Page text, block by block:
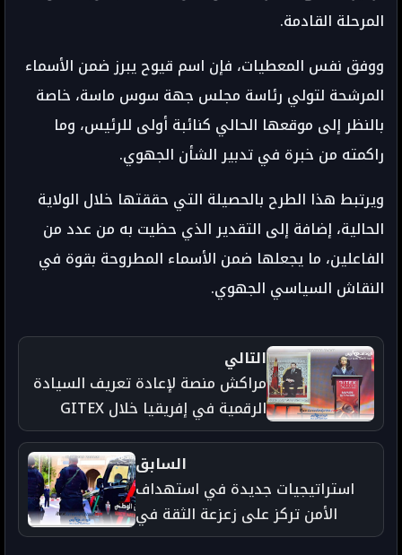
المرحلة القادمة.
ووفق نفس المعطيات، فإن اسم قيوح يبرز ضمن الأسماء
المرشحة لتولي رئاسة مجلس جهة سوس ماسة، خاصة
بالنظر إلى موقعها الحالي كنائبة أولى للرئيس، وما
راكمته من خبرة في تدبير الشأن الجهوي.
ويرتبط هذا الطرح بالحصيلة التي حققتها خلال الولاية
الحالية، إضافة إلى التقدير الذي حظيت به من عدد من
الفاعلين، ما يجعلها ضمن الأسماء المطروحة بقوة في
النقاش السياسي الجهوي.
التالي
مراكش منصة لإعادة تعريف السيادة
الرقمية في إفريقيا خلال GITEX
Africa 2026
السابق
استراتيجيات جديدة في استهداف
الأمن تركز على زعزعة الثقة في
المساطر القانونية